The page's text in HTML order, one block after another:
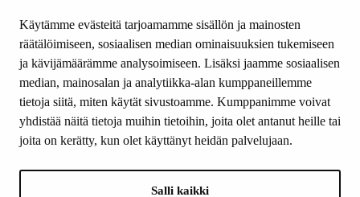
Käytämme evästeitä tarjoamamme sisällön ja mainosten
räätälöimiseen, sosiaalisen median ominaisuuksien tukemiseen
ja kävijämäärämme analysoimiseen. Lisäksi jaamme sosiaalisen
median, mainosalan ja analytiikka-alan kumppaneillemme
tietoja siitä, miten käytät sivustoamme. Kumppanimme voivat
yhdistää näitä tietoja muihin tietoihin, joita olet antanut heille tai
joita on kerätty, kun olet käyttänyt heidän palvelujaan.
Salli kaikki
Yhteystiedot
SEURAA MEITÄ
Facebook
Instagram
LinkedIn